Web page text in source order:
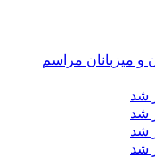
و میزبانان مراسم
شد
شد
شد
شد